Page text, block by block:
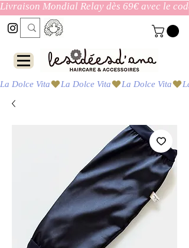
Livraison Mondial Relay dès 69€ avec le
La Dolce Vita